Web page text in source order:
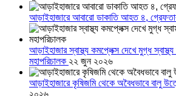
আড়াইহাজারে আবারো ডাকাতি আহত ৪,
আড়াইহাজার স্বাস্থ্য কমপ্লেক্স দেখে মুগ্ধ
মহাপরিচালক ২২ জুন ২০২৬
আড়াইহাজারে কৃষিজমি থেকে অবৈধভাবে বালু
২০২৬